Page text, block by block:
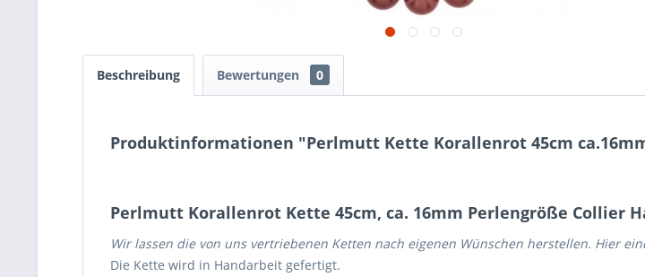
Beschreibung Bewertungen 0
Produktinformationen "Perlmutt Kette Korallenrot 45cm
Perlmutt Korallenrot Kette 45cm, ca. 16mm Perlengröße Collier
Wir lassen die von uns vertriebenen Ketten nach eigenen Wünschen herstellen. Hier
Die Kette wird in Handarbeit gefertigt.